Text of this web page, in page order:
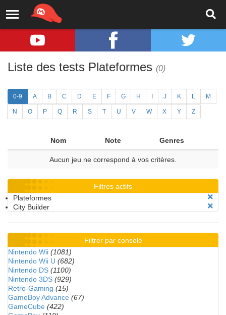
Liste des tests Plateformes (0)
0-9 A B C D E F G H J K L M
N O P Q R S T U V W X Y Z
Nom Note Genres
Aucun jeu ne correspond à vos critères.
Filtres actifs
Plateformes
City Builder
Filtrer par console
Nintendo Wii (1081)
Nintendo Wii U (682)
Nintendo DS (1100)
Nintendo 3DS (929)
Retro-Gaming (15)
GameBoy Advance (67)
GameCube (422)